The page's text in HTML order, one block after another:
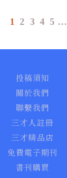
1 2 3 4 5 …
投稿須知
關於我們
聯繫我們
三才人註冊
三才精品店
免費電子期刊
書刊購買